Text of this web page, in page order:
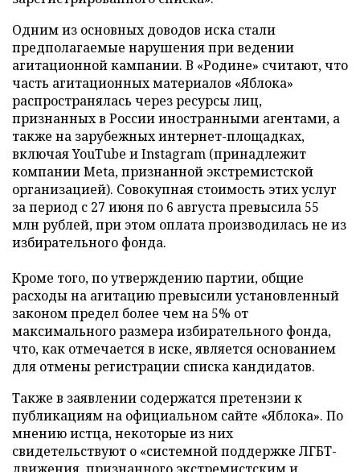
Одним из основных доводов иска стали
предполагаемые нарушения при ведении
агитационной кампании. В «Родине» считают, что
часть агитационных материалов «Яблока»
распространялась через ресурсы лиц,
признанных в России иностранными агентами, а
также на зарубежных интернет-площадках,
включая YouTube и Instagram (принадлежит
компании Meta, признанной экстремистской
организацией). Совокупная стоимость этих услуг
за период с 27 июня по 6 августа превысила 55
млн рублей, при этом оплата производилась не из
избирательного фонда.
Кроме того, по утверждению партии, общие
расходы на агитацию превысили установленный
законом предел более чем на 5% от
максимального размера избирательного фонда,
что, как отмечается в иске, является основанием
для отмены регистрации списка кандидатов.
Также в заявлении содержатся претензии к
публикациям на официальном сайте «Яблока». По
мнению истца, некоторые из них
свидетельствуют о «системной поддержке ЛГБТ-